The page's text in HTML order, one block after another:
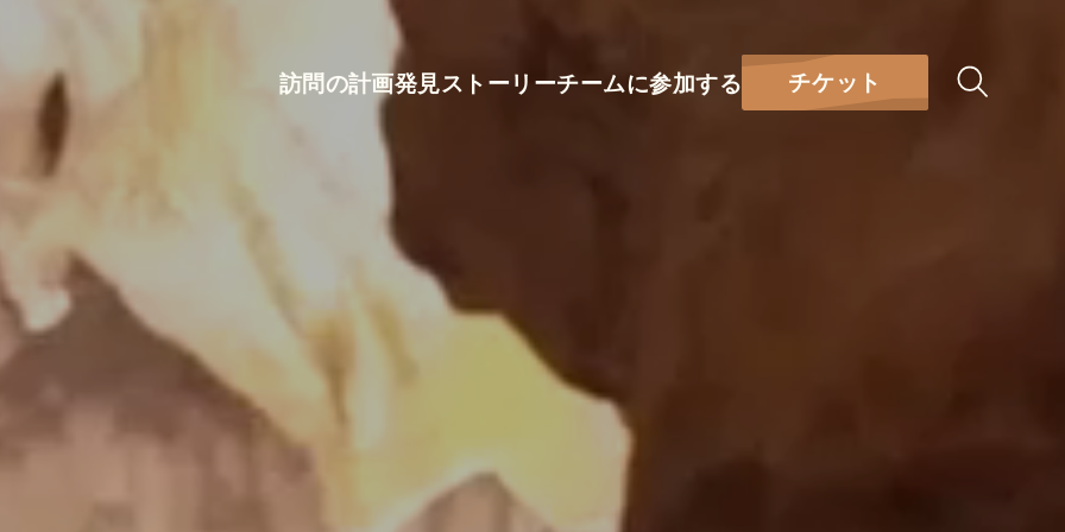
訪問の計画発見ストーリーチームに参加する チケット